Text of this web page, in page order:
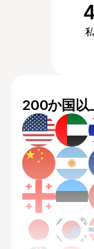
200か国以